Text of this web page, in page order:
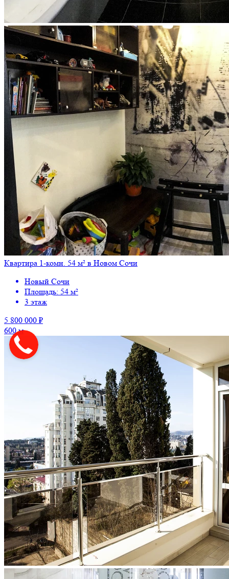
Квартира 1-комн. 54 м² в Новом Сочи
Новый Сочи
Площадь: 54 м²
3 этаж
5 800 000 ₽
600 м